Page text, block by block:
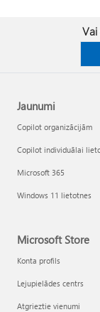
Jaunumi
Copilot organizācijām
Copilot individuālai
Microsoft 365
Windows 11 lietotnes
Microsoft Store
Konta profils
Lejupielādes centrs
Atgrieztie vienumi